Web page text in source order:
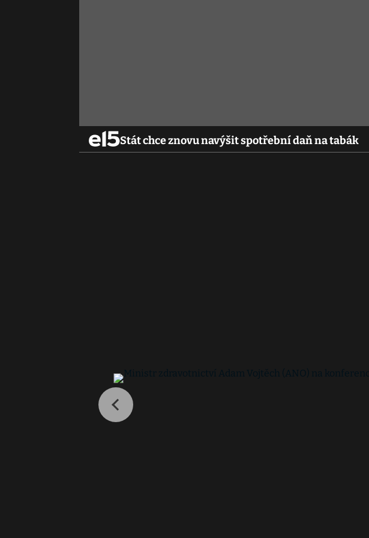
Stát chce znovu navýšit spotřební daň na tabák